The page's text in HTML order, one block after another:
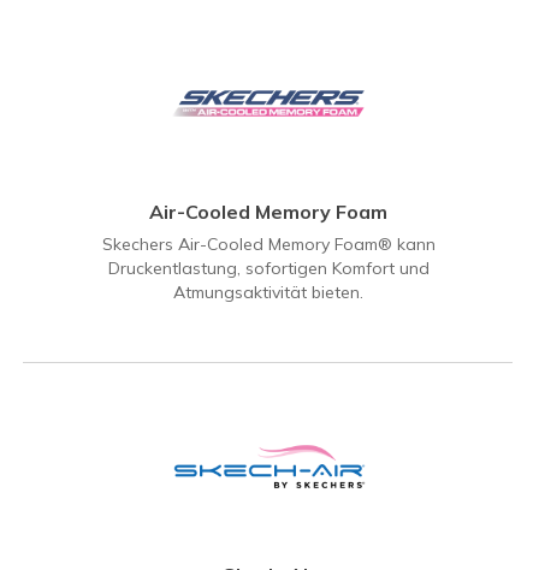
Air-Cooled Memory Foam
Skechers Air-Cooled Memory Foam® kann
Druckentlastung, sofortigen Komfort und
Atmungsaktivität bieten.